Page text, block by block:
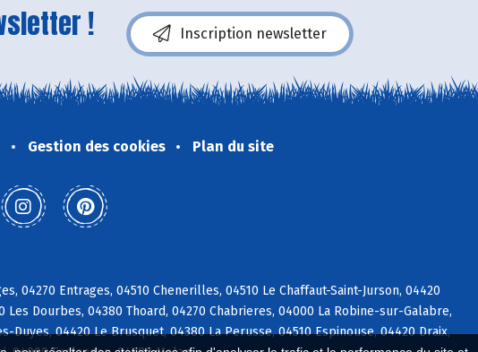
! Inscription newsletter
Gestion des cookies Plan du site
04270 Entrages, 04510 Chenerilles, 04510 Le Chaffaut-Saint-Jurson, 04420
Dourbes, 04380 Thoard, 04270 Chabrieres, 04000 La Robine-sur-Galabre,
Duyes, 04420 Le Brusquet, 04380 La Perusse, 04510 Espinouse, 04420 Draix,